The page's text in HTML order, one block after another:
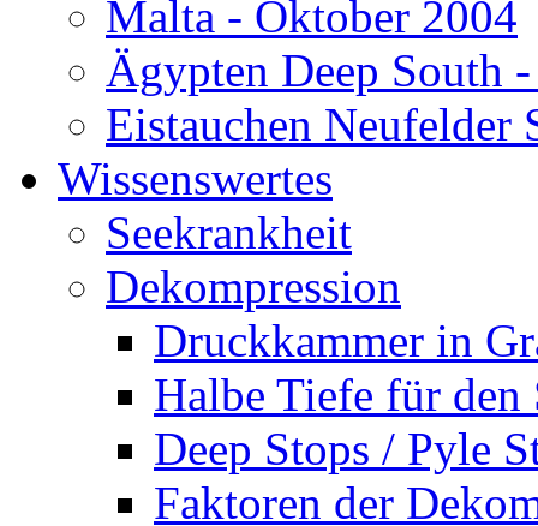
Malta - Oktober 2004
Ägypten Deep South
Eistauchen Neufelder
Wissenswertes
Seekrankheit
Dekompression
Druckkammer in
Halbe Tiefe für den
Deep Stops / Pyle
Faktoren der